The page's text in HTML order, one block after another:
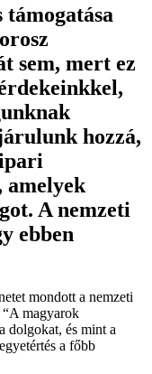
sem, mert ez
hozzá,
amelyek
A nemzeti
ebben
mondott a nemzeti
magyarok
dolgokat, és mint a
a főbb